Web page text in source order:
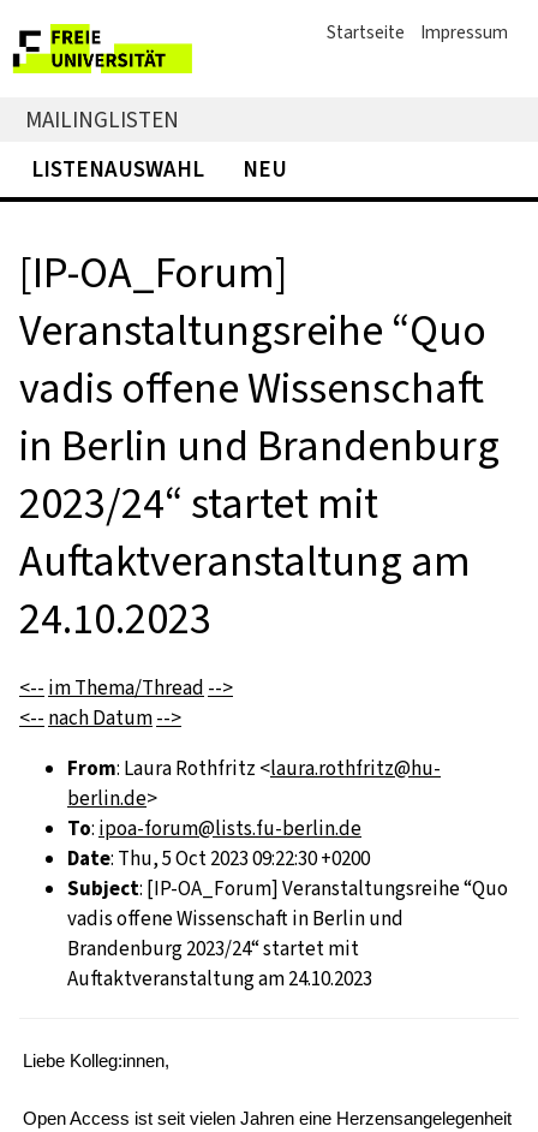
Startseite Impressum
MAILINGLISTEN
LISTENAUSWAHL
NEU
[IP-OA_Forum]
Veranstaltungsreihe “Quo
vadis offene Wissenschaft
in Berlin und Brandenburg
2023/24“ startet mit
Auftaktveranstaltung am
24.10.2023
<-- im Thema/Thread -->
<-- nach Datum-->
From: Laura Rothfritz <laura.rothfritz@hu-
berlin.de>
To: ipoa-forum@lists.fu-berlin.de
Date: Thu, 5 Oct 2023 09:22:30 +0200
Subject: [IP-OA_Forum] Veranstaltungsreihe “Quo
vadis offene Wissenschaft in Berlin und
Brandenburg 2023/24“ startet mit
Auftaktveranstaltung am 24.10.2023
Liebe Kolleg:innen,
Open Access ist seit vielen Jahren eine Herzensangelegenheit